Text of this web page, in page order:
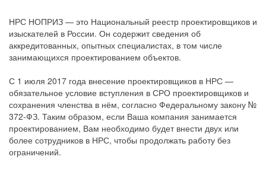
НРС НОПРИЗ — это Национальный реестр проектировщиков и
изыскателей в России. Он содержит сведения об
аккредитованных, опытных специалистах, в том числе
занимающихся проектированием объектов.
С 1 июля 2017 года внесение проектировщиков в НРС —
обязательное условие вступления в СРО проектировщиков и
сохранения членства в нём, согласно Федеральному закону №
372-ФЗ. Таким образом, если Ваша компания занимается
проектированием, Вам необходимо будет внести двух или
более сотрудников в НРС, чтобы продолжать работу без
ограничений.